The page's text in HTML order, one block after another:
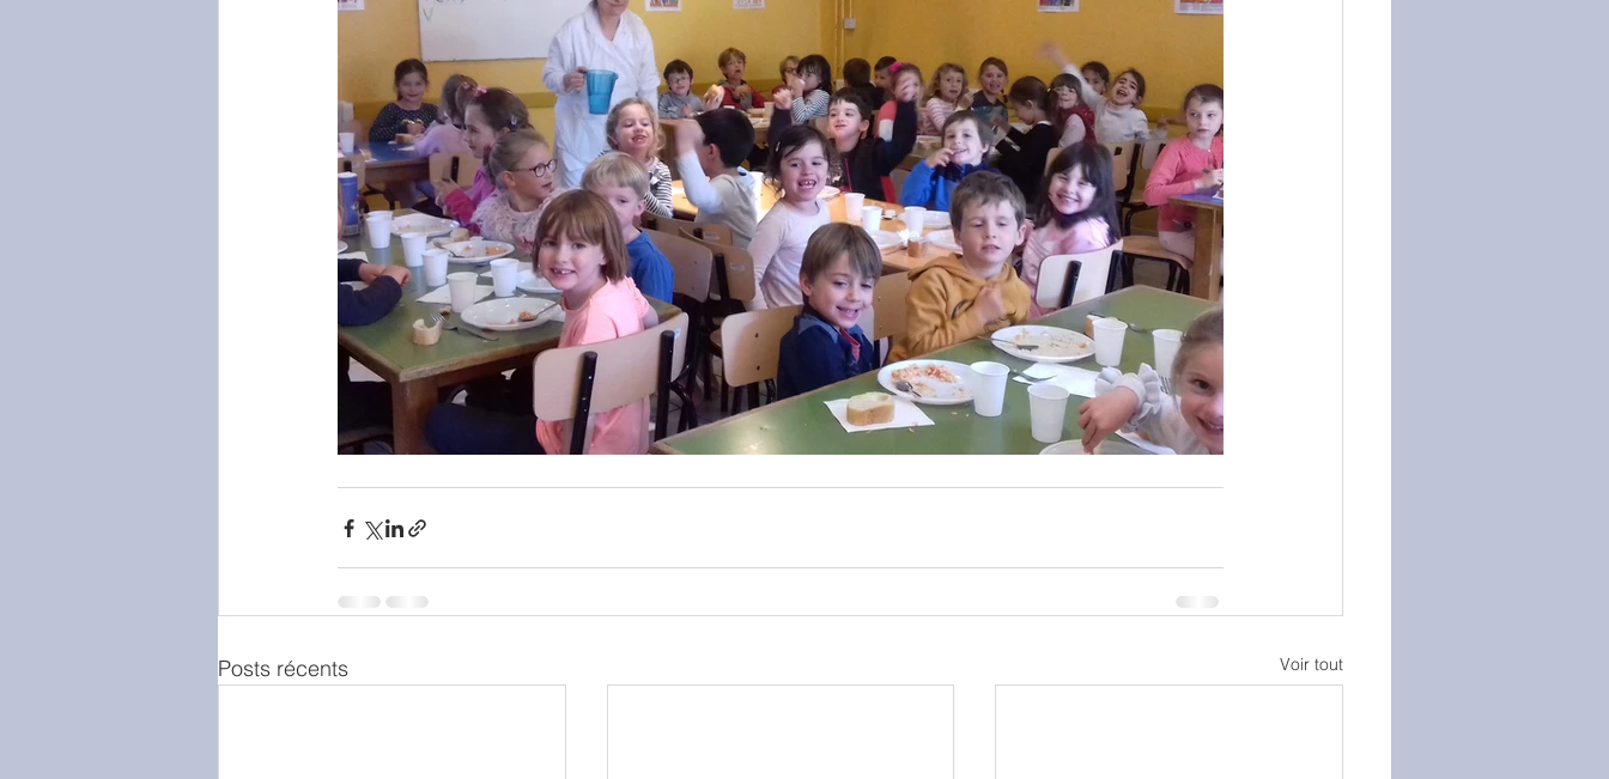
Posts récents Voir tout